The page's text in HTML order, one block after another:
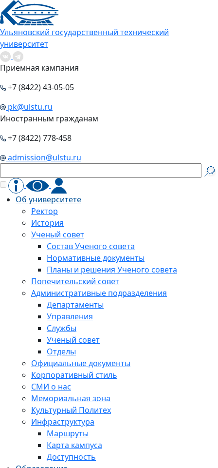
Ульяновский государственный технический
университет
Приемная кампания
+7 (8422) 43-05-05
pk@ulstu.ru
Иностранным гражданам
+7 (8422) 778-458
admission@ulstu.ru
Об университете
Ректор
История
Ученый совет
Состав Ученого совета
Нормативные документы
Планы и решения Ученого совета
Попечительский совет
Административные подразделения
Департаменты
Управления
Службы
Ученый совет
Отделы
Официальные документы
Корпоративный стиль
СМИ о нас
Мемориальная зона
Культурный Политех
Инфраструктура
Маршруты
Карта кампуса
Доступность